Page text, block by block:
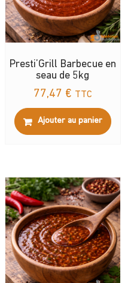
Presti’Grill Barbecue en
seau de 5kg
77,47 € TTC
Ajouter au panier